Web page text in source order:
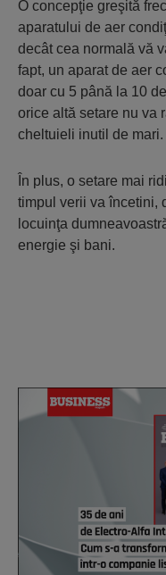
O concepţie greşită
aparatului de aer
decât cea normală vă
fapt, un aparat de aer
doar cu 5 până la 10
orice altă setare nu va
cheltuieli inutil de mari.
În plus, o setare mai
timpul verii va încetini,
locuinţa
energie şi bani.